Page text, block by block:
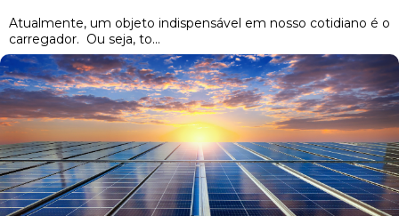
Atualmente, um objeto indispensável em nosso cotidiano é o
carregador. Ou seja, to...